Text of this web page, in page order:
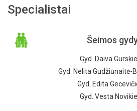
Specialistai
Šeimos
Gyd. Daiva
Gyd. Nelita Gudžiūnaitė-
Gyd. Edita
Gyd. Vesta